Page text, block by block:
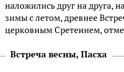
наложились друг на друга,
зимы с летом, древнее
церковным Сретением,
Встреча весны, Пасха